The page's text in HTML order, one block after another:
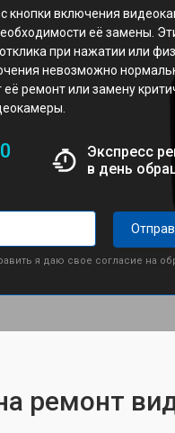
кнопки включения
её замены.
при нажатии или
невозможно
её ремонт или замену
Экспресс
в день
я даю свое согласие на
ремонт